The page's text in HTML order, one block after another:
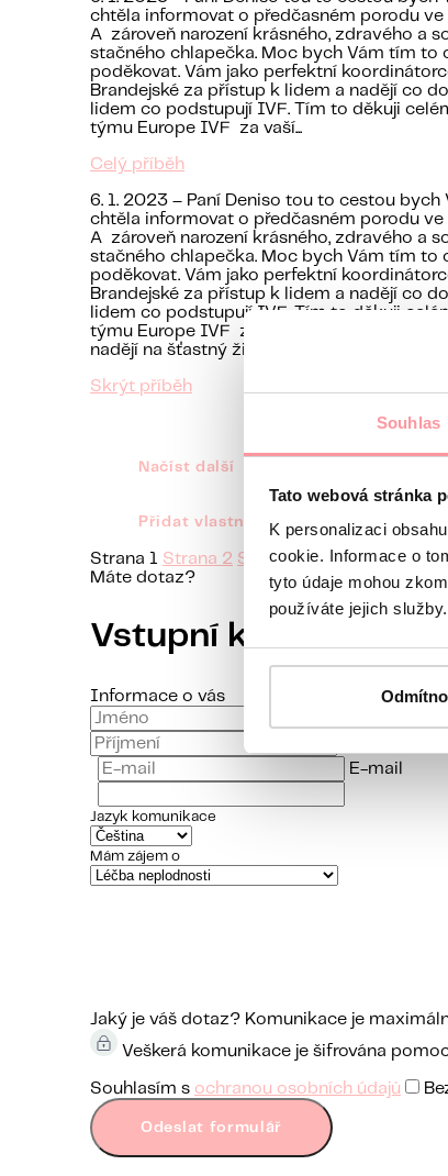
Souhlas
Tato webová stránka
K personalizaci
cookie. Informace o
tyto údaje mohou
používáte jejich služby.
chtěla informovat o předčasném porodu ve
A zároveň narození krásného, zdravého a
stačného chlapečka. Moc bych Vám tím to
poděkovat. Vám jako perfektní
Brandejské za přístup k lidem a nadějí co
lidem co podstupují IVF. Tím to děkuji
týmu Europe IVF za vaší...
Celý příběh
6. 1. 2023 – Paní Deniso tou to cestou bych
chtěla informovat o předčasném porodu ve
A zároveň narození krásného, zdravého a
stačného chlapečka. Moc bych Vám tím to
poděkovat. Vám jako perfektní
Brandejské za přístup k lidem a nadějí co
lidem co podstupují IVF. Tím to děkuji
týmu Europe IVF za vaší práci a dáváte
nadějí na šťastný život.
Skrýt příběh
Načíst další
Přidat vlastní příběh
Strana Strana 2 Strana3 Strana4 Strana
Máte dotaz?
Vstupní konzultace s
Informace o vás
E-mail
Jazyk komunikace
Mám zájem o
Jaký je váš dotaz? Komunikace je
Veškerá komunikace je šifrována
Souhlasím s ochranou osobních údajů
Odeslat formulář